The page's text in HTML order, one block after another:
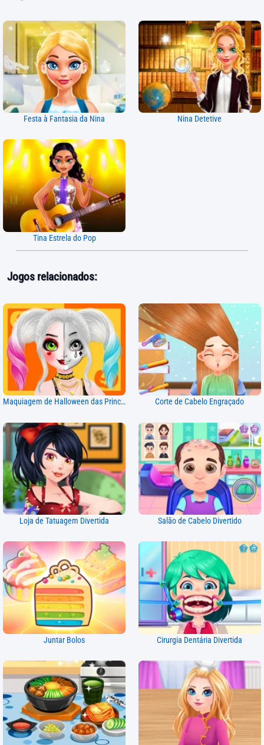
Festa à Fantasia da Nina Nina Detetive
Tina Estrela do Pop
Jogos relacionados:
Maquiagem de Halloween das Princesas Corte de Cabelo Engraçado
Loja de Tatuagem Divertida Salão de Cabelo Divertido
Juntar Bolos Cirurgia Dentária Divertida